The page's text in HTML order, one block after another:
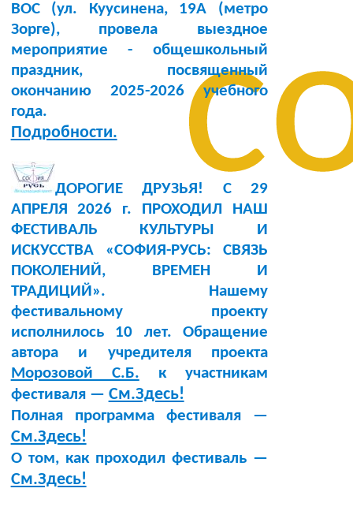
BOC (ул. Куусинена, 19А (метро
Зорге), провела выездное
мероприятие - общешкольный
праздник, посвященный
окончанию 2025-2026 учебного
года.
Подробности.
ДОРОГИЕ ДРУЗЬЯ! С 29
АПРЕЛЯ 2026 г. ПРОХОДИЛ НАШ
ФЕСТИВАЛЬ КУЛЬТУРЫ И
ИСКУССТВА «СОФИЯ-РУСЬ: СВЯЗЬ
ПОКОЛЕНИЙ, ВРЕМЕН И
ТРАДИЦИЙ». Нашему
фестивальному проекту
исполнилось 10 лет. Обращение
автора и учредителя проекта
Морозовой С.Б. к участникам
фестиваля — См.Здесь!
Полная программа фестиваля —
См.Здесь!
О том, как проходил фестиваль —
См.Здесь!